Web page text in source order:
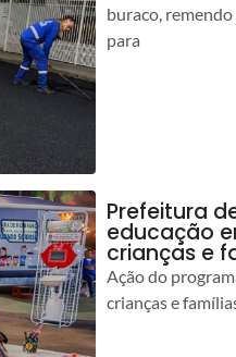
buraco,
para
Prefeitura
educação
crianças e
Ação do
crianças e